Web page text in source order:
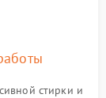
стирки и